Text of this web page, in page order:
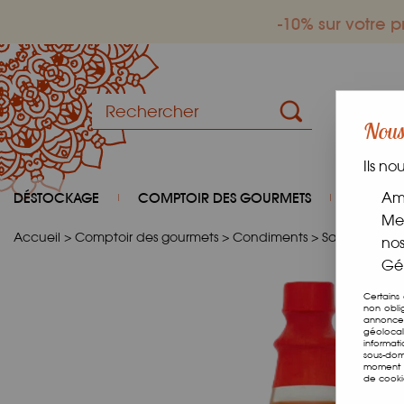
-10% sur votre
DÉSTOCKAGE COMPTOIR DES GOURMETS COIN
Accueil > Comptoir des gourmets > Condiments > Sauces
Ils
Certains
non
sous-
moment
de